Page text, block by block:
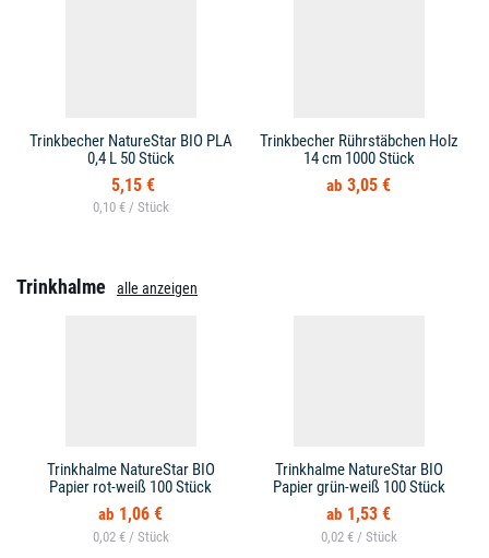
Trinkbecher NatureStar BIO PLA
0,4 L 50 Stück
5,15 €
0,10 € /
Trinkbecher Rührstäbchen Holz
14 cm 1000 Stück
3,05 €
Trinkhalme alle anzeigen
Trinkhalme NatureStar BIO
Papier rot-weiß 100 Stück
1,06 €
0,02 € /
Trinkhalme NatureStar BIO
Papier grün-weiß 100 Stück
1,53 €
0,02 € /